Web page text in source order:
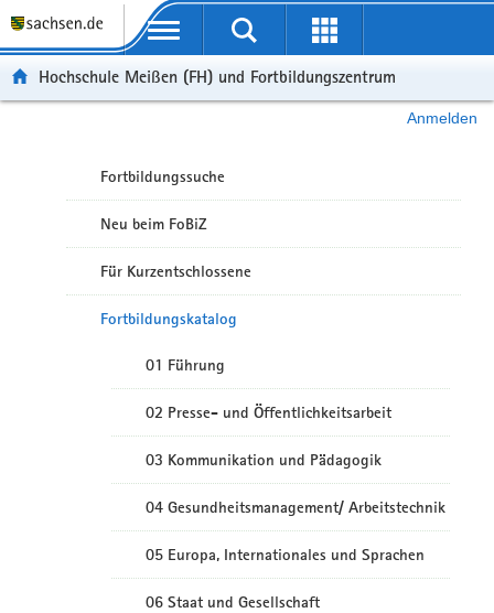
Portalübergreifende Navigation
Hochschule Meißen (FH) und Fortbildungszentrum
Anmelden
Fortbildungssuche
Neu beim FoBiZ
Für Kurzentschlossene
Fortbildungskatalog
01 Führung
02 Presse- und Öffentlichkeitsarbeit
03 Kommunikation und Pädagogik
04 Gesundheitsmanagement/ Arbeitstechnik
05 Europa, Internationales und Sprachen
06 Staat und Gesellschaft